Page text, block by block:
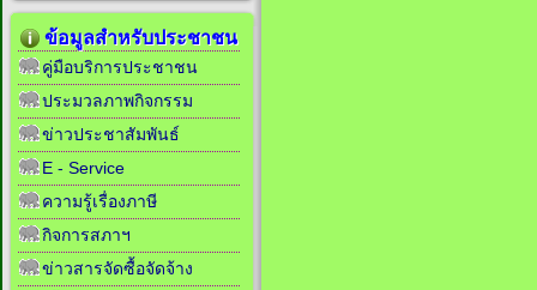
ข้อมูลสำหรับประชาชน
คู่มือบริการประชาชน
ประมวลภาพกิจกรรม
ข่าวประชาสัมพันธ์
E - Service
ความรู้เรื่องภาษี
กิจการสภาฯ
ข่าวสารจัดซื้อจัดจ้าง